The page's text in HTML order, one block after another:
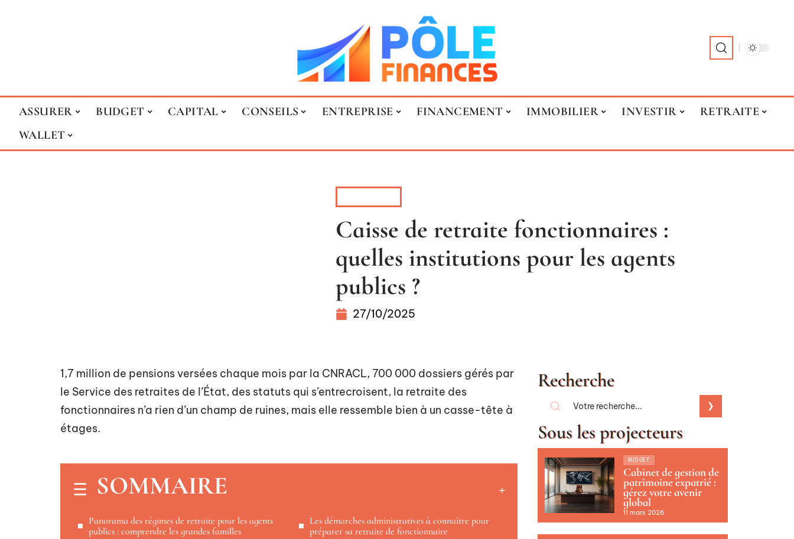
ASSURER BUDGET CAPITAL CONSEILS ENTREPRISE FINANCEMENT IMMOBILIER INVESTIR
RETRAITE
WALLET
Caisse de retraite fonctionnaires :
quelles institutions pour les agents
publics ?
27/10/2025
1,7 million de pensions versées chaque mois par la CNRACL, 700 000 dossiers gérés par
le Service des retraites de l’État, des statuts qui s’entrecroisent, la retraite des
fonctionnaires n’a rien d’un champ de ruines, mais elle ressemble bien à un casse-tête à
étages.
SOMMAIRE
Panorama des régimes de retraite pour les agents
publics : comprendre les grandes familles
Les démarches administratives à connaître pour
préparer sa retraite de fonctionnaire
Recherche
Sous les projecteurs
BUDGET
Cabinet de gestion de
patrimoine expatrié :
gérez votre avenir
global
11 mars 2026